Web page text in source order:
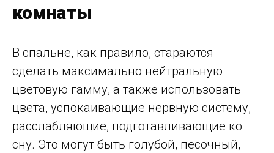
комнаты
В спальне, как правило, стараются
сделать максимально нейтральную
цветовую гамму, а также использовать
цвета, успокаивающие нервную систему,
расслабляющие, подготавливающие ко
сну. Это могут быть голубой, песочный,